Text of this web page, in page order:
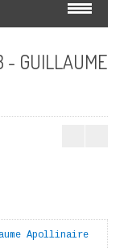
- GUILLAUME